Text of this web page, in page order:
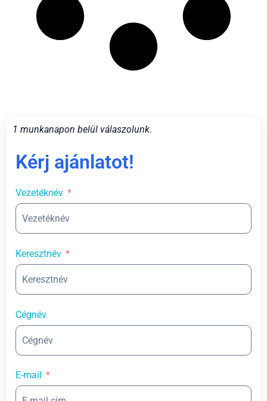
1 munkanapon belül válaszolunk.
Kérj ajánlatot!
Vezetéknév
Keresztnév
Cégnév
E-mail